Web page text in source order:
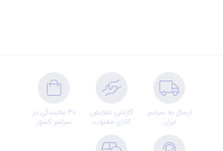
ارسال به سراسر
ایران
گارانتی تعویض
کالای معیوب
30 نمایندگی در
سراسر کشور